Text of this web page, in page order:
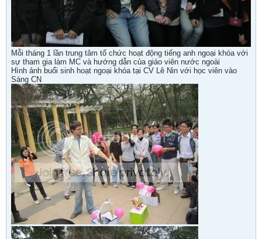
Mỗi tháng 1 lần trung tâm tổ chức hoạt động tiếng anh ngoại khóa với
sự tham gia làm MC và hướng dẫn của giáo viên nước ngoài
Hình ảnh buổi sinh hoạt ngoại khóa tại CV Lê Nin với học viên vào
Sáng CN